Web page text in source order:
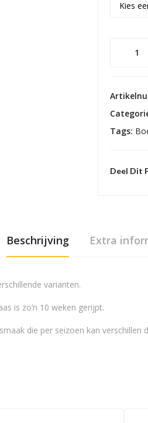
Belegen
Tags:
Deel Dit
Beschrijving Extra
varianten.
is zo’n 10 weken gerijpt.
die per seizoen kan